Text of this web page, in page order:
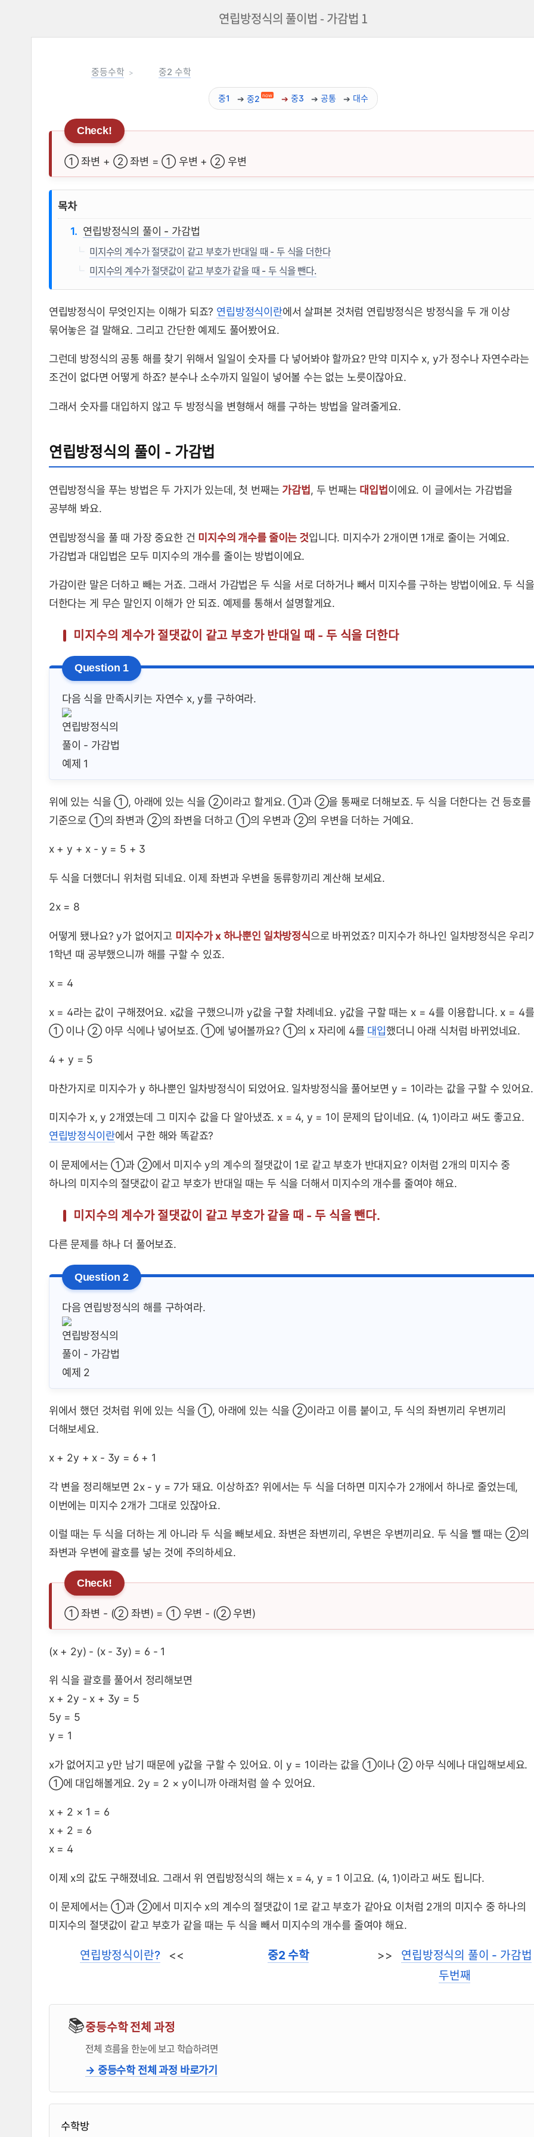
연립방정식의 풀이법 - 가감법 1
중등수학 중2 수학
중1 중2 now 중3 공통 대수
① 좌변 + ② 좌변 = ① 우변 + ② 우변
연립방정식의 풀이법 - 가감법 1 뜻, 성질, 공식 요약 및 예제
목차
연립방정식의 풀이 - 가감법
미지수의 계수가 절댓값이 같고 부호가 반대일 때 - 두 식을 더한다
미지수의 계수가 절댓값이 같고 부호가 같을 때 - 두 식을 뺀다.
연립방정식이 무엇인지는 이해가 되죠? 연립방정식이란에서 살펴본 것처럼 연립방정식은 방정식을 두 개 이상
묶어놓은 걸 말해요. 그리고 간단한 예제도 풀어봤어요.
그런데 방정식의 공통 해를 찾기 위해서 일일이 숫자를 다 넣어봐야 할까요? 만약 미지수 x, y가 정수나 자연수라는
조건이 없다면 어떻게 하죠? 분수나 소수까지 일일이 넣어볼 수는 없는 노릇이잖아요.
그래서 숫자를 대입하지 않고 두 방정식을 변형해서 해를 구하는 방법을 알려줄게요.
연립방정식의 풀이 - 가감법
연립방정식을 푸는 방법은 두 가지가 있는데, 첫 번째는 가감법 , 두 번째는 대입법이에요. 이 글에서는 가감법을
공부해 봐요.
연립방정식을 풀 때 가장 중요한 건 미지수의 개수를 줄이는 것입니다. 미지수가 2개이면 1개로 줄이는 거예요.
가감법과 대입법은 모두 미지수의 개수를 줄이는 방법이에요.
가감이란 말은 더하고 빼는 거죠. 그래서 가감법은 두 식을 서로 더하거나 빼서 미지수를 구하는 방법이에요. 두 식을
더한다는 게 무슨 말인지 이해가 안 되죠. 예제를 통해서 설명할게요.
미지수의 계수가 절댓값이 같고 부호가 반대일 때 - 두 식을 더한다
다음 식을 만족시키는 자연수 x, y를 구하여라.
위에 있는 식을 ①, 아래에 있는 식을 ②이라고 할게요. ①과 ②을 통째로 더해보죠. 두 식을 더한다는 건 등호를
기준으로 ①의 좌변과 ②의 좌변을 더하고 ①의 우변과 ②의 우변을 더하는 거예요.
x + y + x - y = 5 + 3
두 식을 더했더니 위처럼 되네요. 이제 좌변과 우변을 동류항끼리 계산해 보세요.
2x = 8
어떻게 됐나요? y가 없어지고 미지수가 x 하나뿐인 일차방정식으로 바뀌었죠? 미지수가 하나인 일차방정식은 우리
1학년 때 공부했으니까 해를 구할 수 있죠.
x = 4
x = 4라는 값이 구해졌어요. x값을 구했으니까 y값을 구할 차례네요. y값을 구할 때는 x = 4를 이용합니다. x = 4를
① 이나 ② 아무 식에나 넣어보죠. ①에 넣어볼까요? ①의 x 자리에 4를 대입했더니 아래 식처럼 바뀌었네요.
4 + y = 5
마찬가지로 미지수가 y 하나뿐인 일차방정식이 되었어요. 일차방정식을 풀어보면 y = 1이라는 값을 구할 수 있어요.
미지수가 x, y 2개였는데 그 미지수 값을 다 알아냈죠. x = 4, y = 1이 문제의 답이네요. (4, 1)이라고 써도 좋고요.
연립방정식이란에서 구한 해와 똑같죠?
이 문제에서는 ①과 ②에서 미지수 y의 계수의 절댓값이 1로 같고 부호가 반대지요? 이처럼 2개의 미지수 중
하나의 미지수의 절댓값이 같고 부호가 반대일 때는 두 식을 더해서 미지수의 개수를 줄여야 해요.
미지수의 계수가 절댓값이 같고 부호가 같을 때 - 두 식을 뺀다.
다른 문제를 하나 더 풀어보죠.
다음 연립방정식의 해를 구하여라.
위에서 했던 것처럼 위에 있는 식을 ①, 아래에 있는 식을 ②이라고 이름 붙이고, 두 식의 좌변끼리 우변끼리
더해보세요.
x + 2y + x - 3y = 6 + 1
각 변을 정리해보면 2x - y = 7가 돼요. 이상하죠? 위에서는 두 식을 더하면 미지수가 2개에서 하나로 줄었는데,
이번에는 미지수 2개가 그대로 있잖아요.
이럴 때는 두 식을 더하는 게 아니라 두 식을 빼보세요. 좌변은 좌변끼리, 우변은 우변끼리요. 두 식을 뺄 때는 ②의
좌변과 우변에 괄호를 넣는 것에 주의하세요.
① 좌변 - (② 좌변) = ① 우변 - (② 우변)
(x + 2y) - (x - 3y) = 6 - 1
위 식을 괄호를 풀어서 정리해보면
x + 2y - x + 3y = 5
5y = 5
y = 1
x가 없어지고 y만 남기 때문에 y값을 구할 수 있어요. 이 y = 1이라는 값을 ①이나 ② 아무 식에나 대입해보세요.
①에 대입해볼게요. 2y = 2 × y이니까 아래처럼 쓸 수 있어요.
x + 2 × 1 = 6
x + 2 = 6
x = 4
이제 x의 값도 구해졌네요. 그래서 위 연립방정식의 해는 x = 4, y = 1 이고요. (4, 1)이라고 써도 됩니다.
이 문제에서는 ①과 ②에서 미지수 x의 계수의 절댓값이 1로 같고 부호가 같아요 이처럼 2개의 미지수 중 하나의
미지수의 절댓값이 같고 부호가 같을 때는 두 식을 빼서 미지수의 개수를 줄여야 해요.
연립방정식이란?<< 중2 수학 >> 연립방정식의 풀이 - 가감법
두번째
📚중등수학 전체 과정
전체 흐름을 한눈에 보고 학습하려면
→ 중등수학 전체 과정 바로가기
블로거 & 출판 교재 소개
수학방